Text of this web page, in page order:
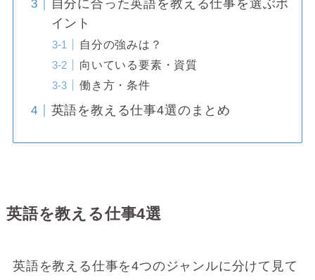
自分に合った英語を教える仕事を選ぶポ
イント
自分の強みは？
向いている要素・資質
働き方・条件
英語を教える仕事4選のまとめ
英語を教える仕事4選
英語を教える仕事を4つのジャンルに分けて見て